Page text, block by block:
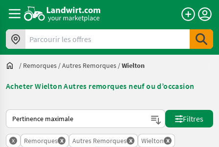
Parcourir les offres
/ Remorques /Autres Remorques /Wielton
Acheter Wielton Autres remorques neuf ou d’occasion
Voici comment les annonces sont triées sur Landwirt.com
Filtres
x Remorques x Autres Remorques x Wielton x